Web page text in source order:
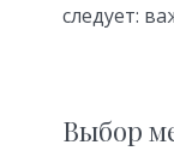
следует:
Выбор